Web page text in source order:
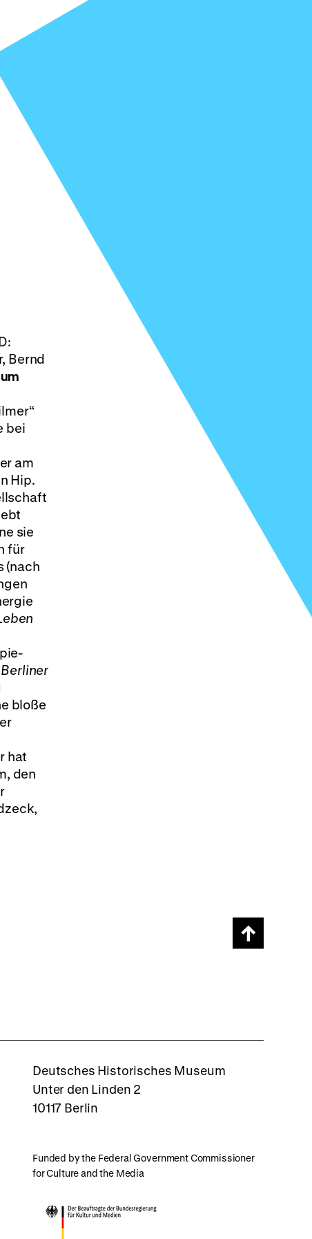
Bernd
um
bei
am
Hip.
sie
für
(nach
Berliner
bloße
hat
den
Scroll
page
Deutsches Historisches Museum
Unter den Linden 2
10117 Berlin
Funded by the Federal Government Commissioner
for Culture and the Media